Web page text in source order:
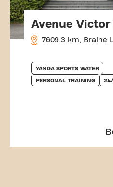
Avenue Victor
7609.3 km, Braine
YANGA SPORTS WATER
PERSONAL TRAINING